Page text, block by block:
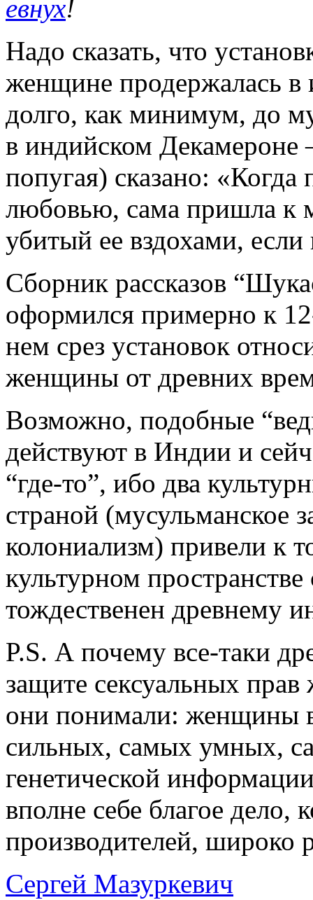
евнух!
Надо сказать, что
женщине продержалась в
долго, как минимум, до
в индийском Декамероне
попугая) сказано: «Когда
любовью, сама пришла к
убитый ее вздохами,
Сборник рассказов
оформился примерно к
нем срез установок
женщины от древних
Возможно, подобные
действуют в Индии и
“где-то”, ибо два
страной (мусульманское
колониализм) привели к
культурном
тождественен древнему
P.S. А почему все-таки
защите сексуальных
они понимали: женщины
сильных, самых умных,
генетической
вполне себе благое
производителей, широко
Сергей Мазуркевич